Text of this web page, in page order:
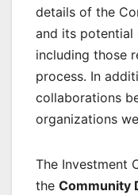
details of the
and its potential
including those
process. In
collaborations
organizations
The Investment
the Community